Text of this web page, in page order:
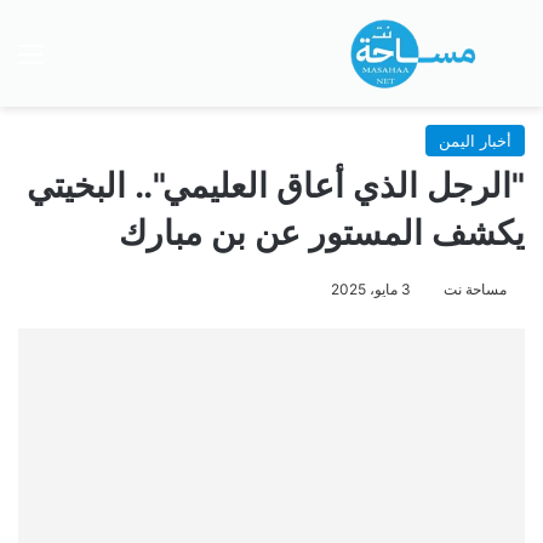
بحث عن
أخبار اليمن
"الرجل الذي أعاق العليمي".. البخيتي
يكشف المستور عن بن مبارك
مساحة نت 3 مايو، 2025